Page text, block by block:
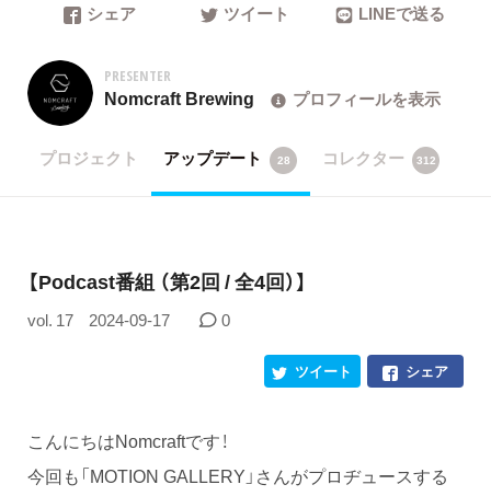
シェア ツイート LINEで送る
PRESENTER
Nomcraft Brewing プロフィールを表示
プロジェクト アップデート 28 コレクター 312
【Podcast番組 （第2回 / 全4回）】
vol. 17 2024-09-17 0
シェア
ツイート
こんにちはNomcraftです！
今回も「MOTION GALLERY」さんがプロヂュースする